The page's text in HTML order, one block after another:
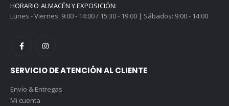
HORARIO ALMACÉN Y EXPOSICIÓN:
Lunes - Viernes: 9:00 - 14:00 / 15:30 - 19:00 | Sábados: 9:00 - 14:00
SERVICIO DE ATENCIÓN AL CLIENTE
Envío & Entregas
Mi cuenta